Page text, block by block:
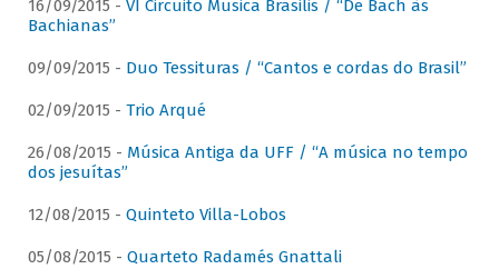
16/09/2015 - VI Circuito Musica Brasilis / “De Bach às
Bachianas”
09/09/2015 - Duo Tessituras / “Cantos e cordas do Brasil”
02/09/2015 - Trio Arqué
26/08/2015 - Música Antiga da UFF / “A música no tempo
dos jesuítas”
12/08/2015 - Quinteto Villa-Lobos
05/08/2015 - Quarteto Radamés Gnattali